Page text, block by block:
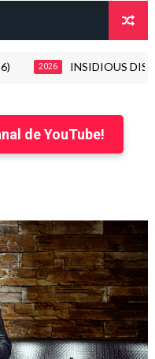
2026 INSIDIOUS DISEASE,
de YouTube!